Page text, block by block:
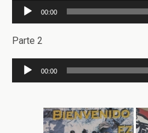
Reproductor
de
audio
00:00
Parte 2
Reproductor
de
00:00